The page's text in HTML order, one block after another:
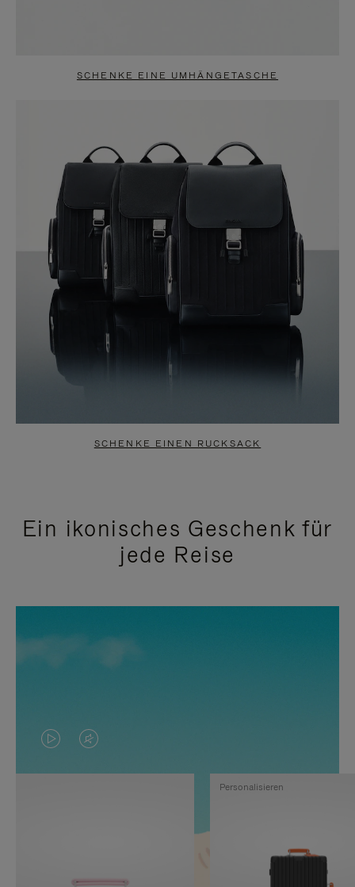
SCHENKE EINE UMHÄNGETASCHE
SCHENKE EINEN RUCKSACK
Ein ikonisches Geschenk für
jede Reise
DAS
VIDEO
VIDEO
IST
Personalisieren